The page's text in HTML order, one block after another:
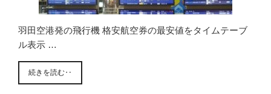
羽田空港発の飛行機 格安航空券の最安値をタイムテーブ
ル表示 …
続きを読む‥